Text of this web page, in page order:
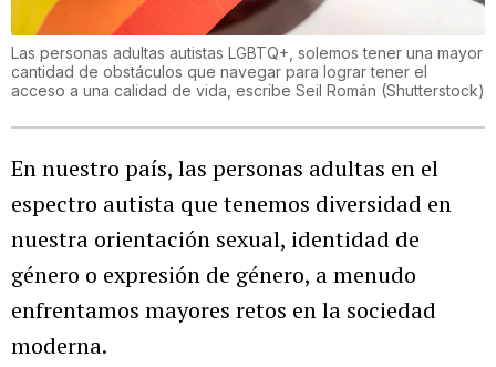
Las personas adultas autistas LGBTQ+, solemos tener una mayor
cantidad de obstáculos que navegar para lograr tener el
acceso a una calidad de vida, escribe Seil Román (Shutterstock)
En nuestro país, las personas adultas en el
espectro autista que tenemos diversidad en
nuestra orientación sexual, identidad de
género o expresión de género, a menudo
enfrentamos mayores retos en la sociedad
moderna.